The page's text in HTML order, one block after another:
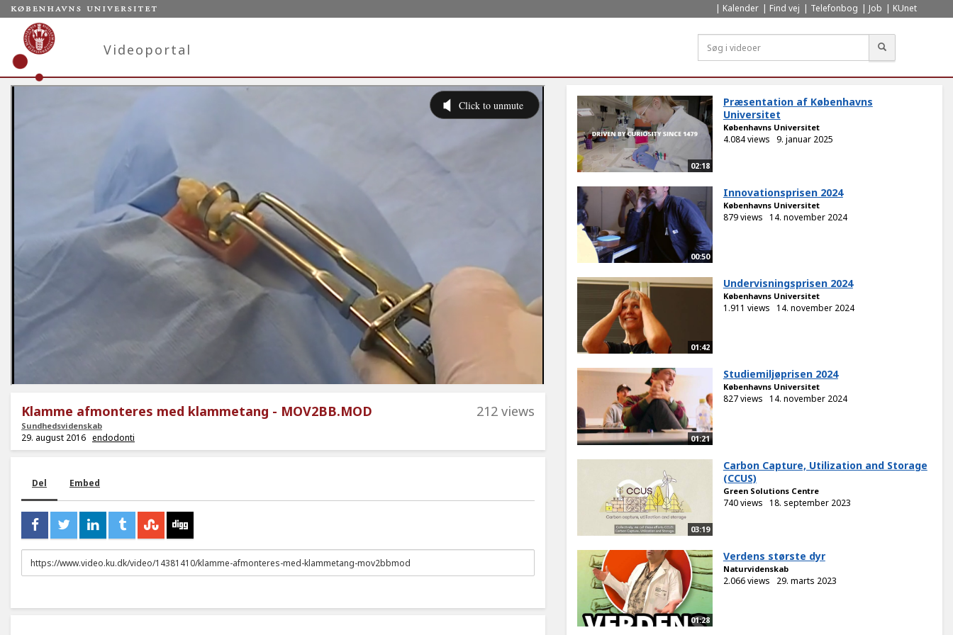
Kalender Find vej Telefonbog Job KUnet
Videoportal
Klamme afmonteres med klammetang - MOV2BB.MOD
Sundhedsvidenskab
212 views
29. august 2016 endodonti
Del Embed
URL
to
02:18
Præsentation af Københavns
Universitet
Københavns Universitet
4.084 views 9. januar 2025
00:50
Innovationsprisen 2024
Københavns Universitet
879 views 14. november 2024
01:42
Undervisningsprisen 2024
Københavns Universitet
1.911 views 14. november 2024
01:21
Studiemiljøprisen 2024
Københavns Universitet
827 views 14. november 2024
03:19
Carbon Capture, Utilization and Storage
(CCUS)
Green Solutions Centre
740 views 18. september 2023
01:28
Verdens største dyr
Naturvidenskab
2.066 views 29. marts 2023